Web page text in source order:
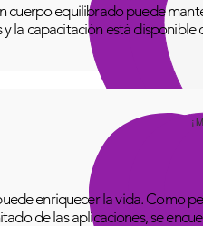
equilibrado puede
la capacitación está disponible
enriquecer la vida. Como
de las aplicaciones, se